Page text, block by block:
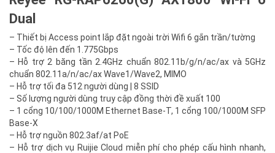
Dual
– Thiết bị Access point lắp đặt ngoài trời Wifi 6 gắn trần/tường
– Tốc độ lên đến 1.775Gbps
– Hỗ trợ 2 băng tần 2.4GHz chuẩn 802.11b/g/n/ac/ax và 5GHz
chuẩn 802.11a/n/ac/ax Wave1/Wave2, MIMO
– Hỗ trợ tối đa 512 người dùng | 8 SSID
– Số lượng người dùng truy cập đồng thời đề xuất 100
– 1 cổng 10/100/1000M Ethernet Base-T, 1 cổng 100/1000M SFP
Base-X
– Hỗ trợ nguồn 802.3af/at PoE
– Hỗ trợ dịch vụ Ruijie Cloud miễn phí cho phép cấu hình nhanh,